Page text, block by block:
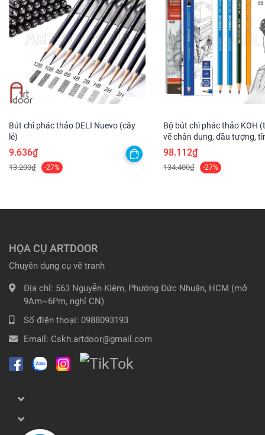
Bút chì phác thảo DELI Nuevo (cây
lẻ)
9.636₫
13.200₫ -27%
Bộ bút chì phác thảo KOH
vẽ chân dung, đầu tượng,
luyện thi hình họa chì
98.112₫
134.400₫ -27%
HỌA CỤ ARTDOOR
Chuyên dụng cụ vẽ tranh
Địa chỉ: 563 Nguyễn Kiệm, Phường Đức Nhuận, HCM (mở
9Am~6Pm, nghỉ CN)
Số điện thoại: 0988093193
Email: Cskh.artdoor@gmail.com